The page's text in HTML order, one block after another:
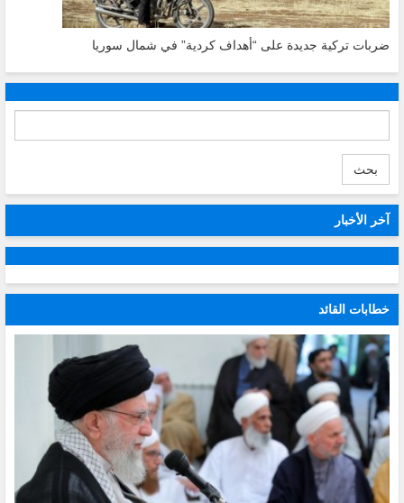
ضربات تركية جديدة على “أهداف كردية” في شمال سوريا
بحث
آخر الأخبار
خطابات القائد